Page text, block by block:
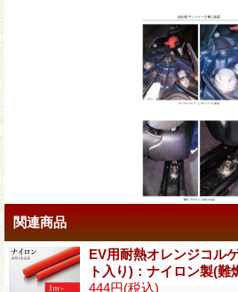
関連商品
EV用耐熱オレンジコル
ト入り)：ナイロン製(難
444円(税込)